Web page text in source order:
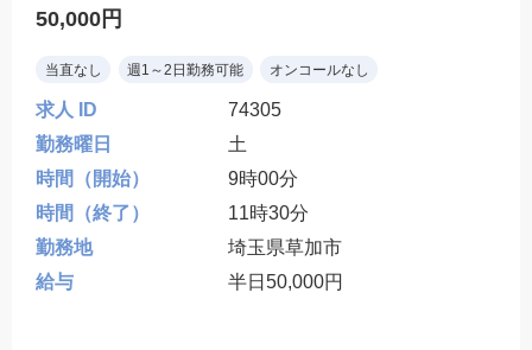
50,000円
当直なし 週1～2日勤務可能 オンコールなし
求人 ID
74305
勤務曜日
土
時間（開始）
9時00分
時間（終了）
11時30分
勤務地
埼玉県草加市
給与
半日50,000円